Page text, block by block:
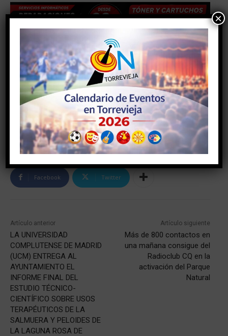
Facebook Twitter
Artículo anterior
LA UNIVERSIDAD
COMPLUTENSE DE MADRID
(UCM) ENTREGA AL
AYUNTAMIENTO EL
INFORME FINAL DEL
ESTUDIO TÉCNICO-
CIENTÍFICO SOBRE USOS
TERAPÉUTICOS DE LA
SALMUERA Y PELOIDES DE
LA LAGUNA ROSA DE
Artículo siguiente
Más de 800 contactos en
una mañana consigue del
Radioclub CQ en la
activación del Parque
Natural
×